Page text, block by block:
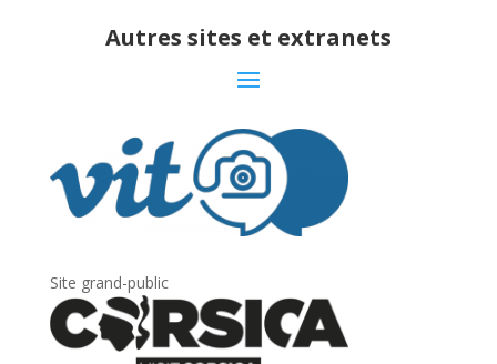
Autres sites et extranets
Site grand-public